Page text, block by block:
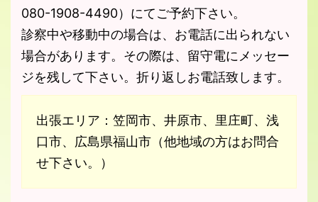
080-1908-4490）にてご予約下さい。
診察中や移動中の場合は、お電話に出られない
場合があります。その際は、留守電にメッセー
ジを残して下さい。折り返しお電話致します。
出張エリア：笠岡市、井原市、里庄町、浅
口市、広島県福山市（他地域の方はお問合
せ下さい。）